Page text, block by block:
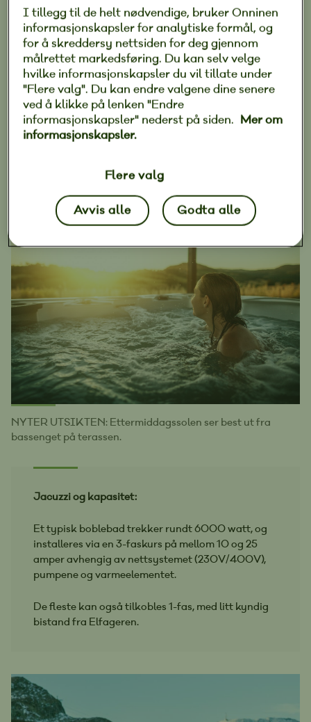
er det mange som går i fella, der de ikke gjør de
nødvendige undersøkelsene i forkant.
Hvor kan boblebadet stå? Hvilket underlag må
det ha? Og hvordan kobler jeg det til? Trenger
jeg elektriker? Elfag gir deg oversikten og
tipsene for hvordan du kan nyte boblene fra
bassenget.
NYTER UTSIKTEN: Ettermiddagssolen ser best ut fra
bassenget på terassen.
Jacuzzi og kapasitet:
Et typisk boblebad trekker rundt 6000 watt, og
installeres via en 3-faskurs på mellom 10 og 25
amper avhengig av nettsystemet (230V/400V),
pumpene og varmeelementet.
De fleste kan også tilkobles 1-fas, med litt kyndig
bistand fra Elfageren.
I tillegg til de helt nødvendige, bruker Onninen
informasjonskapsler for analytiske formål, og
for å skreddersy nettsiden for deg gjennom
målrettet markedsføring. Du kan selv velge
hvilke informasjonskapsler du vil tillate under
"Flere valg". Du kan endre valgene dine senere
ved å klikke på lenken "Endre
informasjonskapsler" nederst på siden. Mer om
informasjonskapsler.
Flere valg
Avvis alle Godta alle